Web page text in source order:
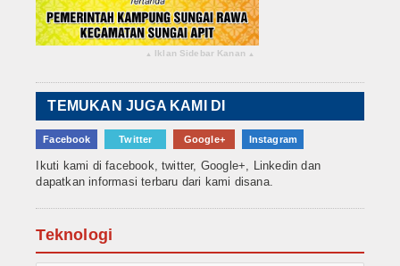
▴ Iklan Sidebar Kanan ▴
TEMUKAN JUGA KAMI DI
Facebook Twitter Google+ Instagram
Ikuti kami di facebook, twitter, Google+, Linkedin dan
dapatkan informasi terbaru dari kami disana.
Teknologi